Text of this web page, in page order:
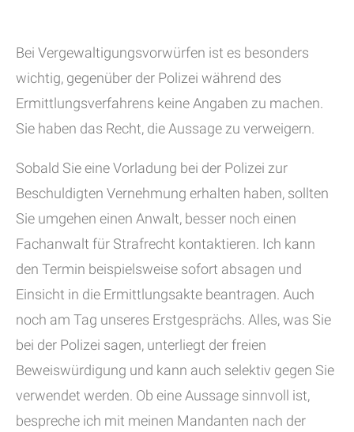
Bei Vergewaltigungsvorwürfen ist es besonders
wichtig, gegenüber der Polizei während des
Ermittlungsverfahrens keine Angaben zu machen.
Sie haben das Recht, die Aussage zu verweigern.
Sobald Sie eine Vorladung bei der Polizei zur
Beschuldigten Vernehmung erhalten haben, sollten
Sie umgehen einen Anwalt, besser noch einen
Fachanwalt für Strafrecht kontaktieren. Ich kann
den Termin beispielsweise sofort absagen und
Einsicht in die Ermittlungsakte beantragen. Auch
noch am Tag unseres Erstgesprächs. Alles, was Sie
bei der Polizei sagen, unterliegt der freien
Beweiswürdigung und kann auch selektiv gegen Sie
verwendet werden. Ob eine Aussage sinnvoll ist,
bespreche ich mit meinen Mandanten nach der